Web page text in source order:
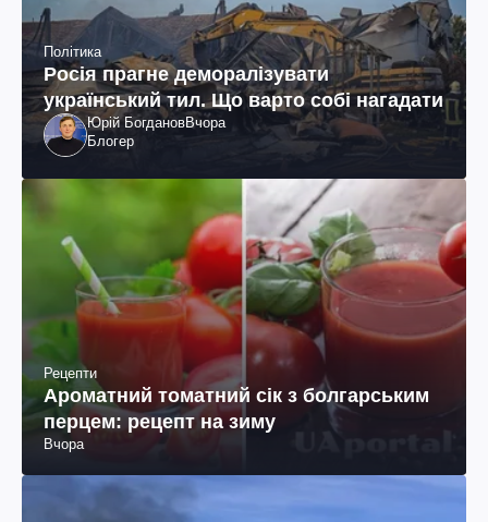
Політика
Росія прагне деморалізувати
український тил. Що варто собі нагадати
Юрій БогдановВчора
Блогер
Рецепти
Ароматний томатний сік з болгарським
перцем: рецепт на зиму
Вчора